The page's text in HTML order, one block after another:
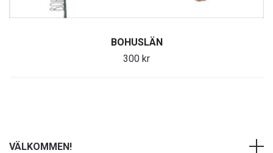
BOHUSLÄN
300 kr
VÄLKOMMEN!